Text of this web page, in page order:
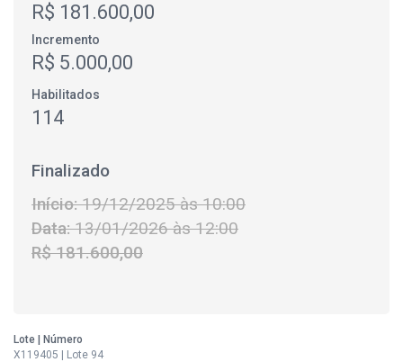
R$ 181.600,00
Incremento
R$ 5.000,00
Habilitados
114
Finalizado
Início:19/12/2025 às 10:00
Data:13/01/2026 às 12:00
R$ 181.600,00
Lote | Número
X119405 | Lote 94